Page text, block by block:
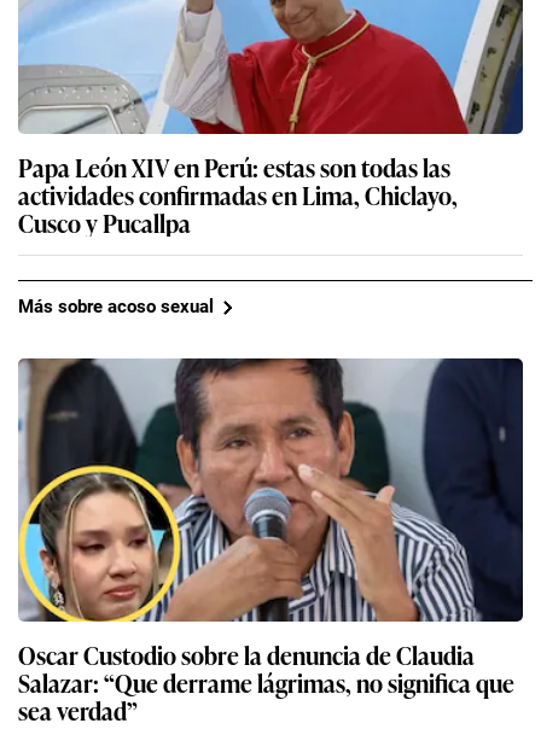
Papa León XIV en Perú: estas son todas las
actividades confirmadas en Lima, Chiclayo,
Cusco y Pucallpa
Más sobre acoso sexual
Oscar Custodio sobre la denuncia de Claudia
Salazar: “Que derrame lágrimas, no significa que
sea verdad”